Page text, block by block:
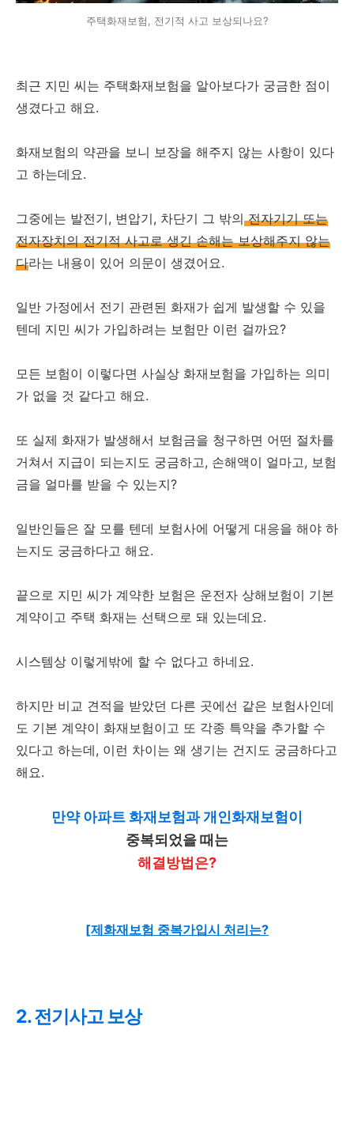
주택화재보험, 전기적 사고 보상되나요?
최근 지민 씨는 주택화재보험을 알아보다가 궁금한 점이
생겼다고 해요.
화재보험의 약관을 보니 보장을 해주지 않는 사항이 있다
고 하는데요.
그중에는 발전기, 변압기, 차단기 그 밖의전자기기 또는
전자장치의 전기적 사고로 생긴 손해는 보상해주지 않는
다라는 내용이 있어 의문이 생겼어요.
일반 가정에서 전기 관련된 화재가 쉽게 발생할 수 있을
텐데 지민 씨가 가입하려는 보험만 이런 걸까요?
모든 보험이 이렇다면 사실상 화재보험을 가입하는 의미
가 없을 것 같다고 해요.
또 실제 화재가 발생해서 보험금을 청구하면 어떤 절차를
거쳐서 지급이 되는지도 궁금하고, 손해액이 얼마고, 보험
금을 얼마를 받을 수 있는지?
일반인들은 잘 모를 텐데 보험사에 어떻게 대응을 해야 하
는지도 궁금하다고 해요.
끝으로 지민 씨가 계약한 보험은 운전자 상해보험이 기본
계약이고 주택 화재는 선택으로 돼 있는데요.
시스템상 이렇게밖에 할 수 없다고 하네요.
하지만 비교 견적을 받았던 다른 곳에선 같은 보험사인데
도 기본 계약이 화재보험이고 또 각종 특약을 추가할 수
있다고 하는데, 이런 차이는 왜 생기는 건지도 궁금하다고
해요.
만약 아파트 화재보험과 개인화재보험이
중복되었을 때는
해결방법은?
[제화재보험 중복가입시 처리는?
2. 전기사고 보상